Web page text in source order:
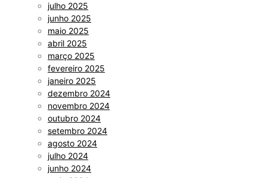
julho 2025
junho 2025
maio 2025
abril 2025
março 2025
fevereiro 2025
janeiro 2025
dezembro 2024
novembro 2024
outubro 2024
setembro 2024
agosto 2024
julho 2024
junho 2024